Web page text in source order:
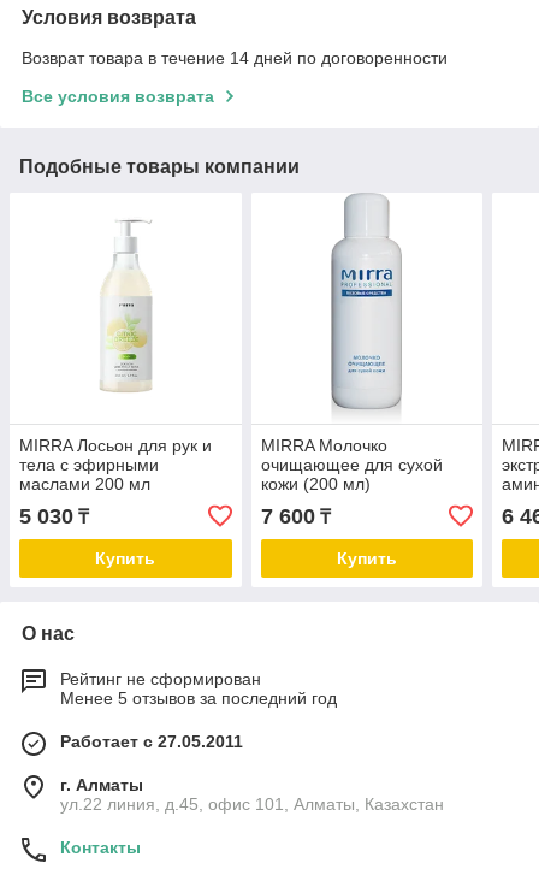
Условия возврата
Возврат товара в течение 14 дней по договоренности
Все условия возврата
Подобные товары компании
MIRRA Лосьон для рук и
тела с эфирными
маслами 200 мл
5 030 ₸
Купить
MIRRA Молочко
очищающее для сухой
кожи (200 мл)
7 600₸
Купить
6
О нас
Рейтинг не сформирован
Менее 5 отзывов за последний год
Работает с 27.05.2011
г. Алматы
ул.22 линия, д.45, офис 101, Алматы, Казахстан
Контакты